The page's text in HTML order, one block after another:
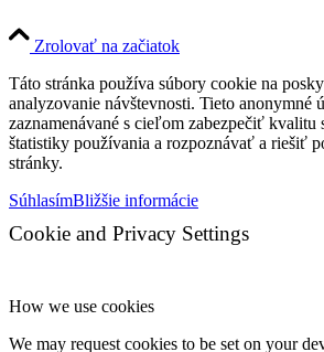
Zrolovať na začiatok
Táto stránka používa súbory cookie na
analyzovanie návštevnosti. Tieto anonymné
zaznamenávané s cieľom zabezpečiť
štatistiky používania a rozpoznávať a riešiť
stránky.
SúhlasímBližšie informácie
Cookie and Privacy Settings
How we use cookies
We may request cookies to be set on your